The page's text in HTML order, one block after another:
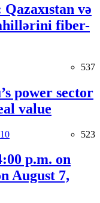
və
fiber-
537
power sector
value
523
p.m. on
August 7,